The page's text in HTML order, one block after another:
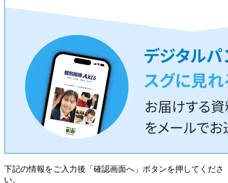
下記の情報をご入力後「確認画面へ」ボタンを押してくださ
い。